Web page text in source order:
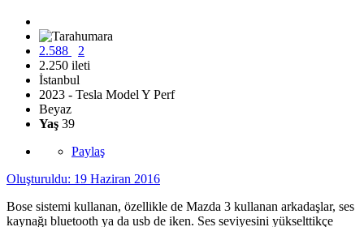
2.588
2
2.250 ileti
İstanbul
2023 - Tesla Model Y Perf
Beyaz
Yaş 39
Paylaş
Oluşturuldu: 19 Haziran 2016
Bose sistemi kullanan, özellikle de Mazda 3 kullanan arkadaşlar, ses
kaynağı bluetooth ya da usb de iken. Ses seviyesini yükselttikçe